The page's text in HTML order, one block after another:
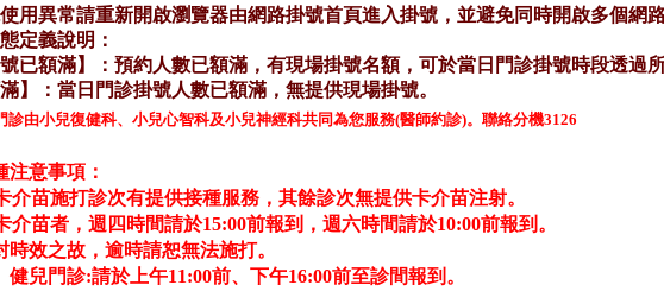
診由小兒復健科、小兒心智科及小兒神經科共同為您服務(醫師約診)。聯絡分機3126
注意事項：
苗施打診次有提供接種服務，其餘診次無提供卡介苗注射。
苗者，週四時間請於15:00前報到，週六時間請於10:00前報到。
效之故，逾時請恕無法施打。
健兒門診:請於上午11:00前、下午16:00前至診間報到。